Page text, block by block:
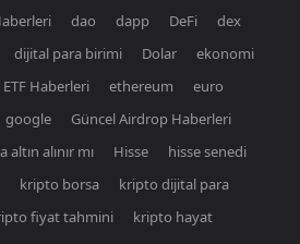
dao dapp DeFi
dex
dijital para birimi Dolar
ekonomi
ETF Haberleri ethereum
euro
google
Güncel Airdrop Haberleri
altın alınır mı Hisse
hisse senedi
kripto borsa
kripto dijital para
fiyat tahmini
kripto hayat